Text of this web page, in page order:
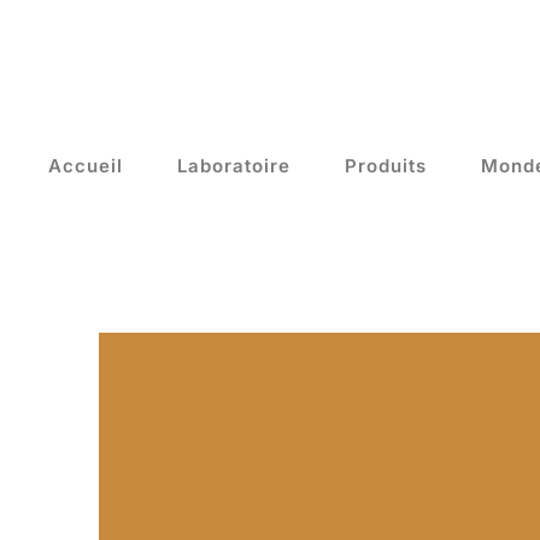
Accueil Laboratoire Produits